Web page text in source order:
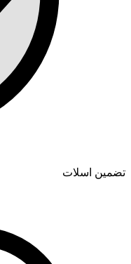
تضمین اسلات